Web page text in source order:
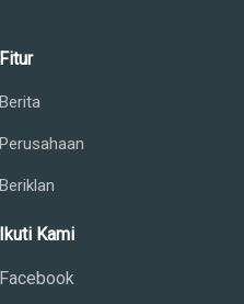
Fitur
Berita
Perusahaan
Beriklan
Ikuti Kami
Facebook